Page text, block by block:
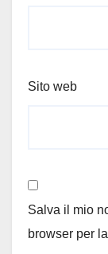
Sito web
Salva il mio
browser per